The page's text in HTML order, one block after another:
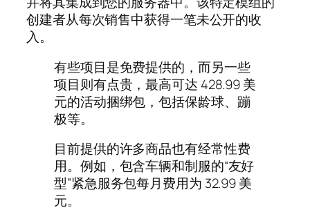
创建者从每次销售中获得一笔未公开的收
入。
有些项目是免费提供的，而另一些
项目则有点贵，最高可达 428.99 美
元的活动捆绑包，包括保龄球、蹦
极等。
目前提供的许多商品也有经常性费
用。例如，包含车辆和制服的“友好
型”紧急服务包每月费用为 32.99 美
元。